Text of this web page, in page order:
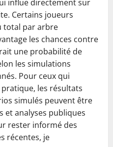
influe directement sur
Certains joueurs
total par arbre
les chances contre
une probabilité de
les simulations
Pour ceux qui
les résultats
simulés peuvent être
et analyses publiques
rester informé des
récentes, je